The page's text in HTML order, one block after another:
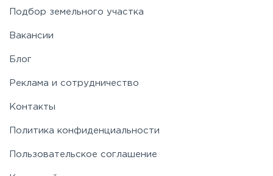
Подбор земельного участка
Вакансии
Блог
Реклама и сотрудничество
Контакты
Политика конфиденциальности
Пользовательское соглашение